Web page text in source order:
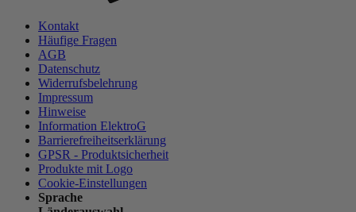
Kontakt
Häufige Fragen
AGB
Datenschutz
Widerrufsbelehrung
Impressum
Hinweise
Information ElektroG
Barrierefreiheitserklärung
GPSR - Produktsicherheit
Produkte mit Logo
Cookie-Einstellungen
Sprache